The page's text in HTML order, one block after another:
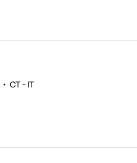
• CT - IT